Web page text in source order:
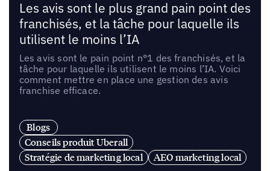
Les avis sont le plus grand pain point des
franchisés, et la tâche pour laquelle ils
utilisent le moins l’IA
Les avis sont le pain point n°1 des franchisés, et la
tâche pour laquelle ils utilisent le moins l’IA. Voici
comment mettre en place une gestion des avis
franchise efficace.
Blogs
Conseils produit Uberall
Stratégie de marketing local
AEO marketing local